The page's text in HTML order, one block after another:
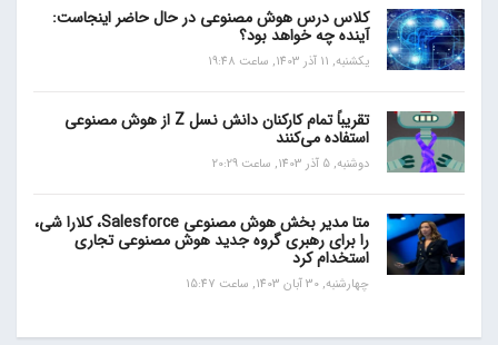
کلاس درس هوش مصنوعی در حال حاضر اینجاست:
آینده چه خواهد بود؟
یکشنبه, 11 آذر 1403, ساعت 19:48
تقریباً تمام کارکنان دانش نسل Z از هوش مصنوعی
استفاده می‌کنند
دوشنبه, 5 آذر 1403, ساعت 20:29
متا مدیر بخش هوش مصنوعی Salesforce، کلارا شی،
را برای رهبری گروه جدید هوش مصنوعی تجاری
استخدام کرد
چهارشنبه, 30 آبان 1403, ساعت 15:47